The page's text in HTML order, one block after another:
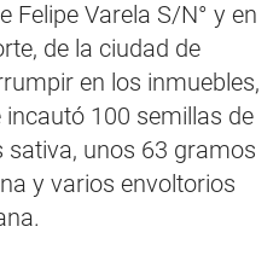
Felipe Varela S/N° y en
de la ciudad de
en los inmuebles,
100 semillas de
sativa, unos 63 gramos
y varios envoltorios